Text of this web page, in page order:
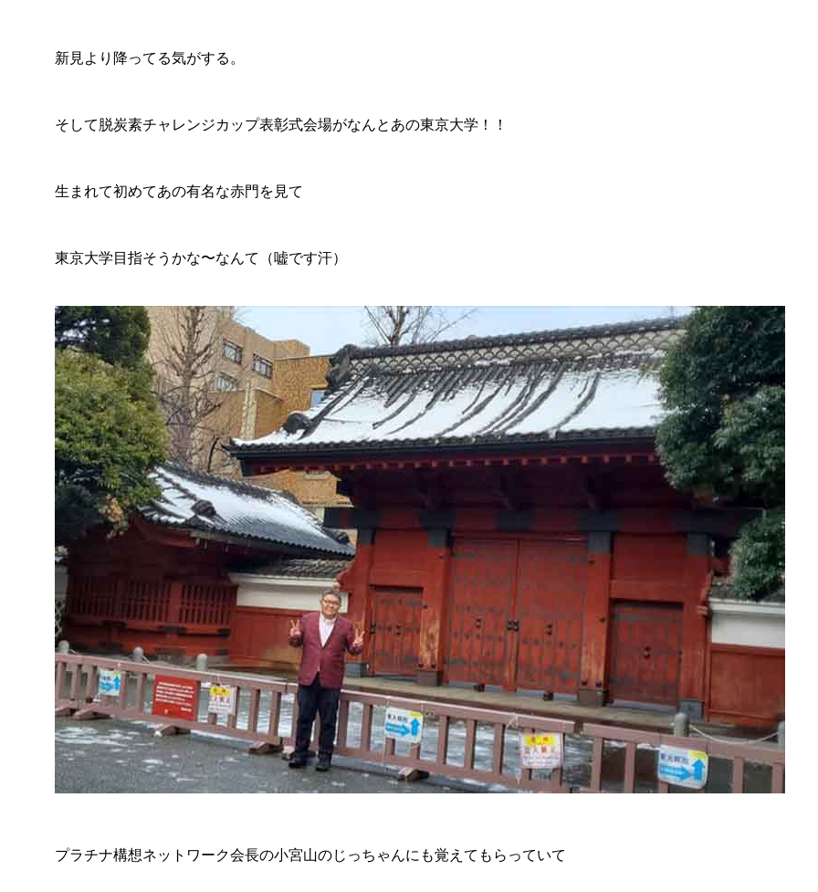
新見より降ってる気がする。
そして脱炭素チャレンジカップ表彰式会場がなんとあの東京大学！！
生まれて初めてあの有名な赤門を見て
東京大学目指そうかな〜なんて（嘘です汗）
プラチナ構想ネットワーク会長の小宮山のじっちゃんにも覚えてもらっていて